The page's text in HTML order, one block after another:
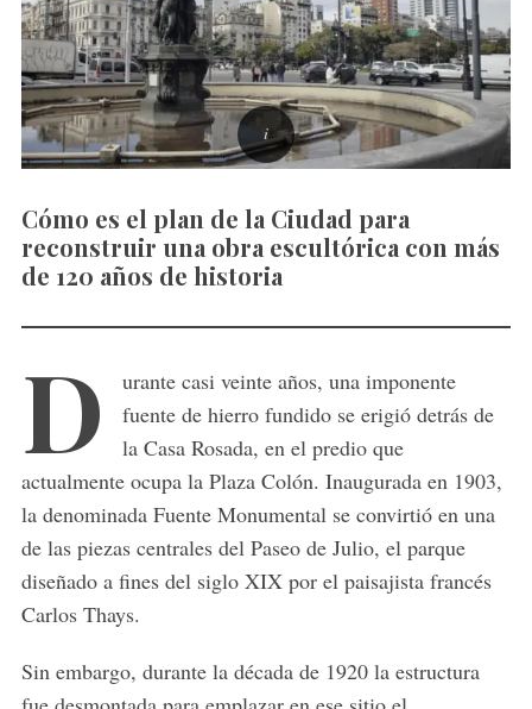
Cómo es el plan de la Ciudad para
reconstruir una obra escultórica con más
de 120 años de historia
D
urante casi veinte años, una imponente
fuente de hierro fundido se erigió detrás de
la Casa Rosada, en el predio que
actualmente ocupa la Plaza Colón. Inaugurada en 1903,
la denominada Fuente Monumental se convirtió en una
de las piezas centrales del Paseo de Julio, el parque
diseñado a fines del siglo XIX por el paisajista francés
Carlos Thays.
Sin embargo, durante la década de 1920 la estructura